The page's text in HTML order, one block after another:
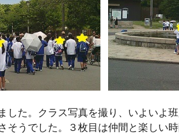
した。クラス写真を撮り、いよいよ
そうでした。３枚目は仲間と楽しい